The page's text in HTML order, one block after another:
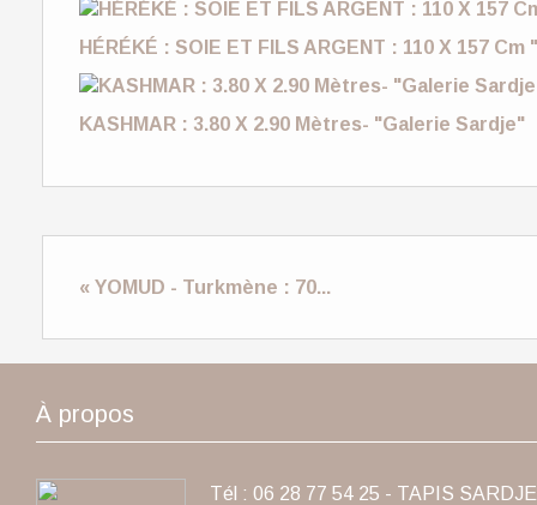
HÉRÉKÉ : SOIE ET FILS ARGENT : 110 X 157
KASHMAR : 3.80 X 2.90 Mètres- "Galerie Sardje"
« YOMUD - Turkmène : 70...
À propos
Tél : 06 28 77 54 25 - TAPIS